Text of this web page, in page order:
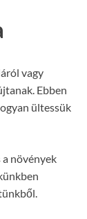
vagy
Ebben
ültessük
növények